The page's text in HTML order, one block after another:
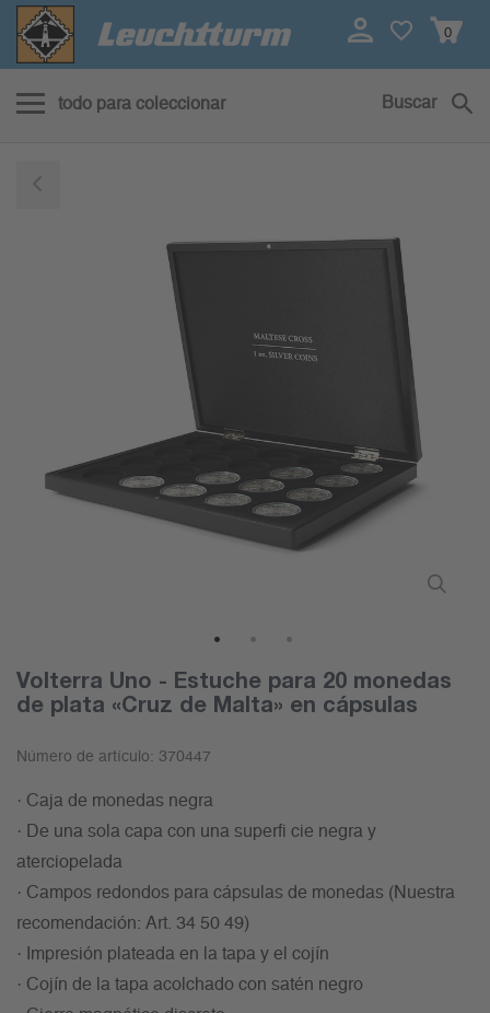
0
todo para coleccionar Buscar
Volterra Uno - Estuche para 20 monedas
de plata «Cruz de Malta» en cápsulas
Número de artículo: 370447
· Caja de monedas negra
· De una sola capa con una superfi cie negra y
aterciopelada
· Campos redondos para cápsulas de monedas (Nuestra
recomendación: Art. 34 50 49)
· Impresión plateada en la tapa y el cojín
· Cojín de la tapa acolchado con satén negro